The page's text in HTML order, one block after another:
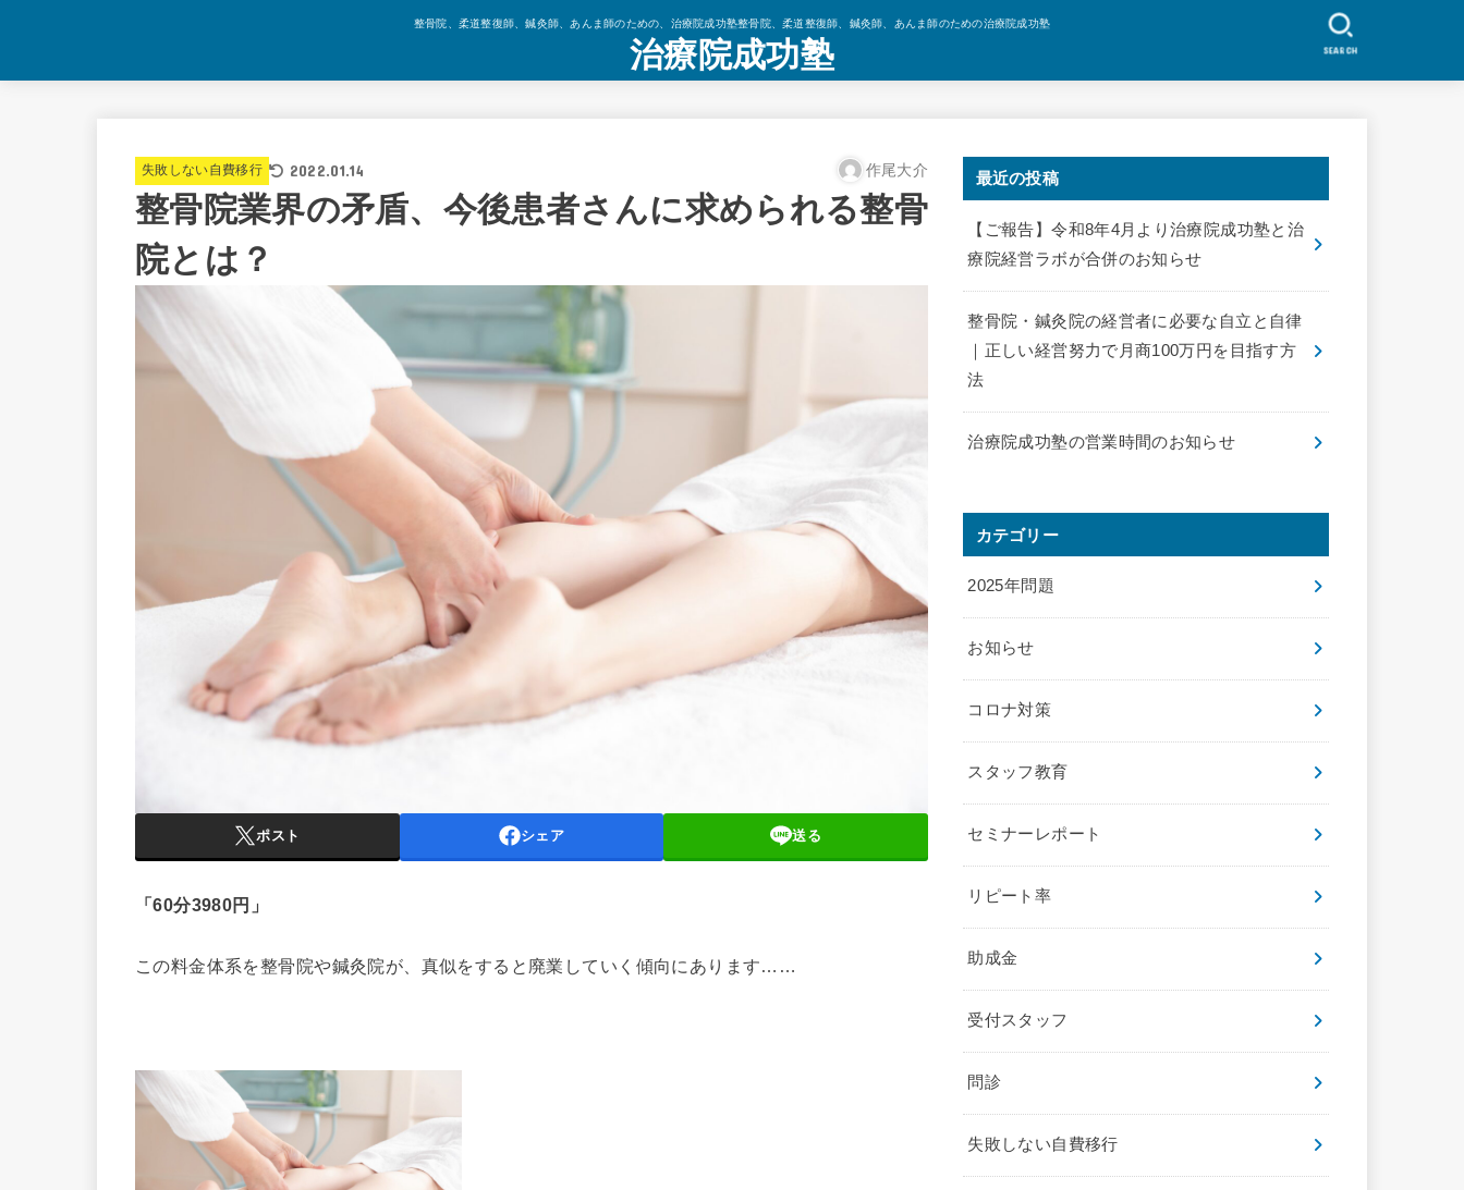
整骨院、柔道整復師、鍼灸師、あんま師のための、治療院成功塾整骨院、柔道整復師、鍼灸師、あんま師のための治療院成功塾
治療院成功塾 SEARCH
失敗しない自費移行 2022.01.14 作尾大介
整骨院業界の矛盾、今後患者さんに求められる整骨
院とは？
ポスト シェア 送る
「60分3980円」
この料金体系を整骨院や鍼灸院が、真似をすると廃業していく傾向にあります……
最近の投稿
【ご報告】令和8年4月より治療院成功塾と治
療院経営ラボが合併のお知らせ
整骨院・鍼灸院の経営者に必要な自立と自律
｜正しい経営努力で月商100万円を目指す方
法
治療院成功塾の営業時間のお知らせ
カテゴリー
2025年問題
お知らせ
コロナ対策
スタッフ教育
セミナーレポート
リピート率
助成金
受付スタッフ
問診
失敗しない自費移行